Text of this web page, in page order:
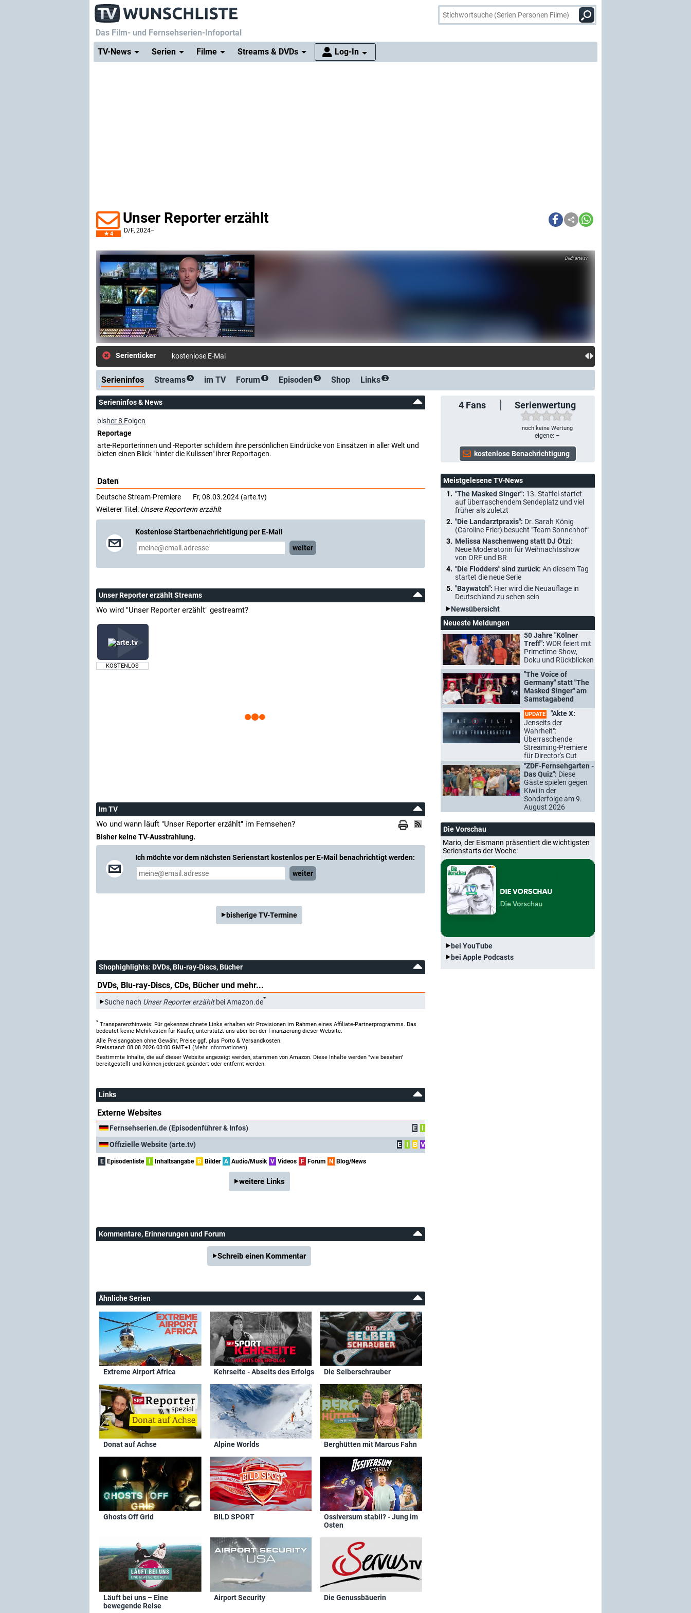
Das Film- und Fernsehserien-Infoportal
TV-News
Serien Filme Streams & DVDs Log-In
4
Unser Reporter erzählt
D/F, 2024–
arte.tv
Serienticker kostenlose E-Mail-Benachrichtigung bei Streaming- od
Serieninfos Streams 6 im TV Forum 0 Episoden 8 Shop Links 2
4 Fans Serienwertung
noch keine Wertung
eigene: –
Serieninfos & News
bisher 8 Folgen
Reportage
arte-Reporterinnen und -Reporter schildern ihre persönlichen Eindrücke von Einsätzen in aller Welt und
bieten einen Blick "hinter die Kulissen" ihrer Reportagen.
Daten
Deutsche Stream-Premiere
Fr, 08.03.2024 (arte.tv)
Weiterer Titel: Unsere Reporterin erzählt
Kostenlose Startbenachrichtigung per E-Mail
weiter
Unser Reporter erzählt Streams
Wo wird "Unser Reporter erzählt" gestreamt?
KOSTENLOS
Im TV
Wo und wann läuft "Unser Reporter erzählt" im Fernsehen?
Bisher keine TV-Ausstrahlung.
Ich möchte vor dem nächsten Serienstart kostenlos per E-Mail benachrichtigt werden:
weiter
bisherige TV-Termine
Shophighlights: DVDs, Blu-ray-Discs, Bücher
DVDs, Blu-ray-Discs, CDs, Bücher und mehr...
Suche nach Unser Reporter erzähltbei Amazon.de*
* Transparenzhinweis: Für gekennzeichnete Links erhalten wir Provisionen im Rahmen eines Affiliate-Partnerprogramms. Das
bedeutet keine Mehrkosten für Käufer, unterstützt uns aber bei der Finanzierung dieser Website.
Alle Preisangaben ohne Gewähr, Preise ggf. plus Porto & Versandkosten.
Preisstand: 08.08.2026 03:00 GMT+1 (Mehr Informationen)
Bestimmte Inhalte, die auf dieser Website angezeigt werden, stammen von Amazon. Diese Inhalte werden "wie besehen"
bereitgestellt und können jederzeit geändert oder entfernt werden.
Links
Externe Websites
Fernsehserien.de (Episodenführer & Infos) E
I
Offizielle Website (arte.tv)
E I B V
E Episodenliste I Inhaltsangabe B Bilder A Audio/Musik V Videos F Forum N Blog/News
weitere Links
Kommentare, Erinnerungen und Forum
Schreib einen Kommentar
Ähnliche Serien
Extreme Airport Africa Kehrseite - Abseits des Erfolgs Die Selberschrauber
Donat auf Achse Alpine Worlds Berghütten mit Marcus Fahn
Ghosts Off Grid BILD SPORT
Ossiversum stabil? - Jung im
Osten
Läuft bei uns – Eine
bewegende Reise
Airport Security Die Genussbäuerin
Meistgelesene TV-News
"The Masked Singer": 13. Staffel startet
auf überraschendem Sendeplatz und viel
früher als zuletzt
"Die Landarztpraxis": Dr. Sarah König
(Caroline Frier) besucht "Team Sonnenhof"
Melissa Naschenweng statt DJ Ötzi:
Neue Moderatorin für Weihnachtsshow
von ORF und BR
"Die Flodders" sind zurück: An diesem Tag
startet die neue Serie
"Baywatch": Hier wird die Neuauflage in
Deutschland zu sehen sein
Newsübersicht
Neueste Meldungen
50 Jahre "Kölner
Treff": WDR feiert mit
Primetime-Show,
Doku und Rückblicken
"The Voice of
Germany" statt "The
Masked Singer" am
Samstagabend
UPDATE
"Akte X:
Jenseits der
Wahrheit":
Überraschende
Streaming-Premiere
für Director's Cut
"ZDF-Fernsehgarten -
Das Quiz": Diese
Gäste spielen gegen
Kiwi in der
Sonderfolge am 9.
August 2026
Die Vorschau
Mario, der Eismann präsentiert die wichtigsten
Serienstarts der Woche:
bei YouTube
bei Apple Podcasts